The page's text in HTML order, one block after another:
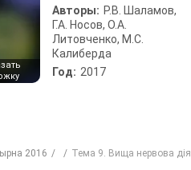
Авторы: Р.В. Шаламов,
Г.А. Носов, О.А.
Литовченко, М.С.
Калиберда
Год: 2017
2016 Тема 9. Вища нервова